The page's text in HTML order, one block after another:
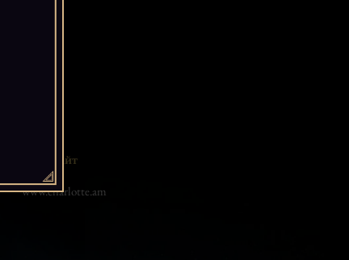
Сайт
www.charlotte.am